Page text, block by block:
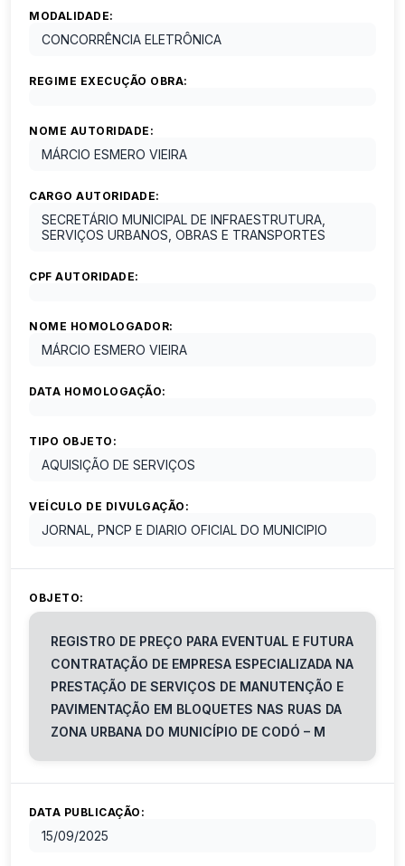
MODALIDADE:
CONCORRÊNCIA ELETRÔNICA
REGIME EXECUÇÃO OBRA:
NOME AUTORIDADE:
MÁRCIO ESMERO VIEIRA
CARGO AUTORIDADE:
SECRETÁRIO MUNICIPAL DE INFRAESTRUTURA,
SERVIÇOS URBANOS, OBRAS E TRANSPORTES
CPF AUTORIDADE:
NOME HOMOLOGADOR:
MÁRCIO ESMERO VIEIRA
DATA HOMOLOGAÇÃO:
TIPO OBJETO:
AQUISIÇÃO DE SERVIÇOS
VEÍCULO DE DIVULGAÇÃO:
JORNAL, PNCP E DIARIO OFICIAL DO MUNICIPIO
OBJETO:
REGISTRO DE PREÇO PARA EVENTUAL E FUTURA
CONTRATAÇÃO DE EMPRESA ESPECIALIZADA NA
PRESTAÇÃO DE SERVIÇOS DE MANUTENÇÃO E
PAVIMENTAÇÃO EM BLOQUETES NAS RUAS DA
ZONA URBANA DO MUNICÍPIO DE CODÓ – M
DATA PUBLICAÇÃO:
15/09/2025